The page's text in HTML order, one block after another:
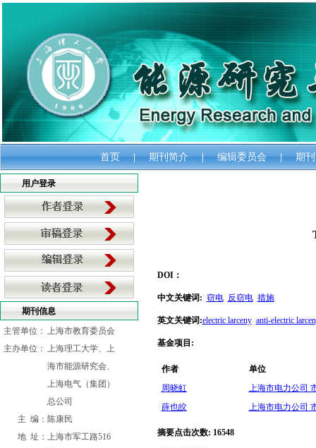
首页 | 期刊简介 | 编辑委员会 | 期
用户登录
期刊信息
主管单位： 上海市教育委员会
主办单位： 上海理工大学、上
海市能源研究会、
上海电气（集团）
总公司
主 编： 陈康民
地 址： 上海市军工路516
DOI：
中文关键词 : 窃电 反窃电 措施
英文关键词 :electric larceny anti-electric
基金项目 :
作者
单位
周晓虹
上海市电力公司
薛也皎
上海市电力公司
摘要点击次数: 16548